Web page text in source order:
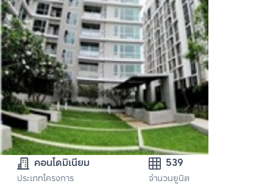
คอนโดมิเนียม
ประเภทโครงการ
539
จำนวนยูนิต